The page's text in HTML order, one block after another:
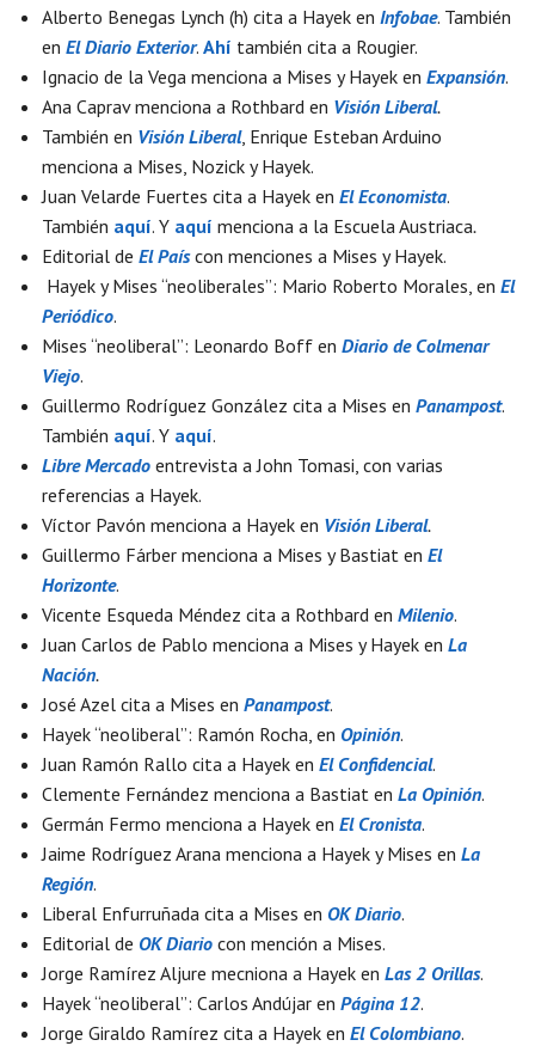
Alberto Benegas Lynch (h) cita a Hayek en Infobae. También
en El Diario Exterior. Ahí también cita a Rougier.
Ignacio de la Vega menciona a Mises y Hayek en Expansión.
Ana Caprav menciona a Rothbard en Visión Liberal.
También en Visión Liberal, Enrique Esteban Arduino
menciona a Mises, Nozick y Hayek.
Juan Velarde Fuertes cita a Hayek en El Economista.
También aquí. Y aquí menciona a la Escuela Austriaca.
Editorial de El Paíscon menciones a Mises y Hayek.
Hayek y Mises “neoliberales”: Mario Roberto Morales, en El
Periódico.
Mises “neoliberal”: Leonardo Boff en Diario de Colmenar
Viejo.
Guillermo Rodríguez González cita a Mises en Panampost.
También aquí. Y aquí.
Libre Mercado entrevista a John Tomasi, con varias
referencias a Hayek.
Víctor Pavón menciona a Hayek en Visión Liberal.
Guillermo Fárber menciona a Mises y Bastiat en El
Horizonte.
Vicente Esqueda Méndez cita a Rothbard en Milenio.
Juan Carlos de Pablo menciona a Mises y Hayek en La
Nación.
José Azel cita a Mises en Panampost.
Hayek “neoliberal”: Ramón Rocha, en Opinión.
Juan Ramón Rallo cita a Hayek en El Confidencial.
Clemente Fernández menciona a Bastiat en La Opinión.
Germán Fermo menciona a Hayek en El Cronista.
Jaime Rodríguez Arana menciona a Hayek y Mises en La
Región.
Liberal Enfurruñada cita a Mises en OK Diario.
Editorial de OK Diario con mención a Mises.
Jorge Ramírez Aljure mecniona a Hayek en Las 2 Orillas.
Hayek “neoliberal”: Carlos Andújar en Página 12.
Jorge Giraldo Ramírez cita a Hayek en El Colombiano.